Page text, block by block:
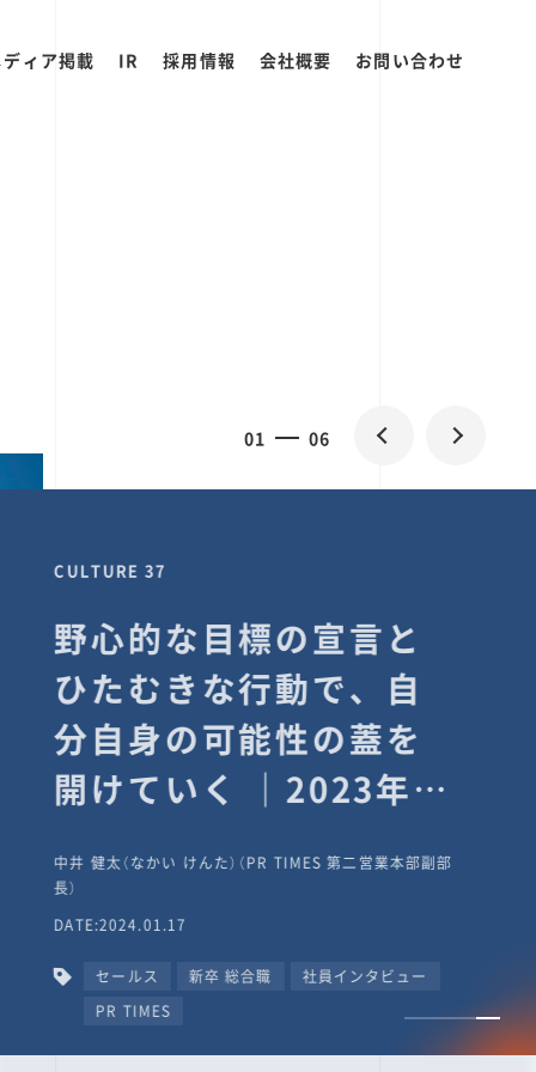
ィア掲載 IR 採用情報 会社概要 お問い合わせ
01 06
CULTURE 37
野心的な目標の宣言と
ひたむきな行動で、自
分自身の可能性の蓋を
開けていく ｜2023年度
タビュー #PR
TIMESな人たち
中井 健太（なかい けんた）（PR TIMES 第二営業本部副部
長）
DATE:2024.01.17
セールス 新卒 総合職
社員インタビュー
PR TIMES